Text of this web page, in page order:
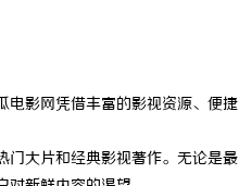
电影网凭借丰富的影视资源、便捷
门大片和经典影视著作。无论是最